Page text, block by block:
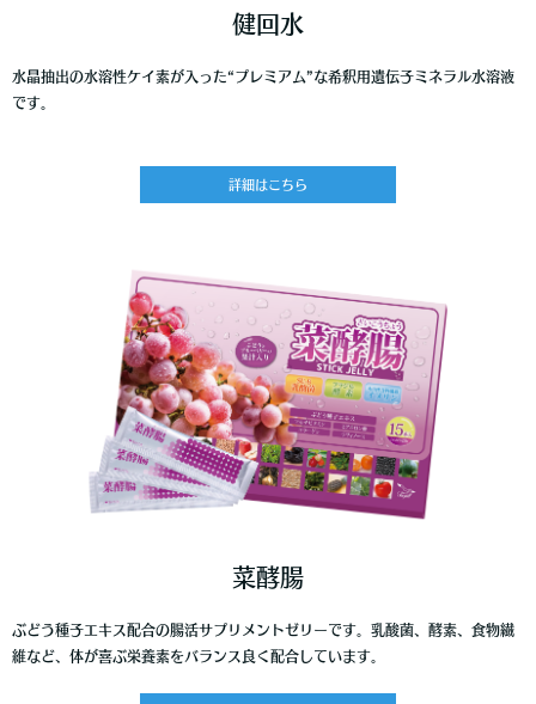
健回水
水晶抽出の水溶性ケイ素が入った“プレミアム”な希釈用遺伝子ミネラル水溶液
です。
詳細はこちら
菜酵腸
ぶどう種子エキス配合の腸活サプリメントゼリーです。乳酸菌、酵素、食物繊
維など、体が喜ぶ栄養素をバランス良く配合しています。